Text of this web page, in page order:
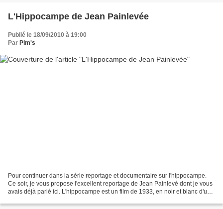
L'Hippocampe de Jean Painlevée
Publié le 18/09/2010 à 19:00
Par Pim's
Pour continuer dans la série reportage et documentaire sur l'hippocampe.
Ce soir, je vous propose l'excellent reportage de Jean Painlevé dont je vous
avais déjà parlé ici. L'hippocampe est un film de 1933, en noir et blanc d'une